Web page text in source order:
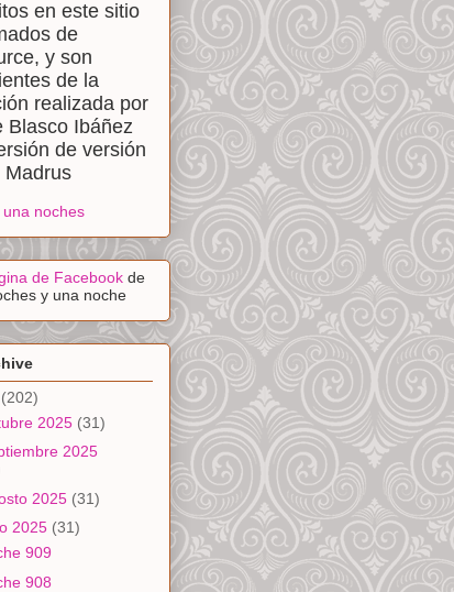
en este sitio
de
y son
de la
realizada por
Blasco Ibáñez
de versión
Madrus
una noches
de Facebook de
y una noche
(202)
2025 (31)
2025
2025 (31)
2025 (31)
909
908